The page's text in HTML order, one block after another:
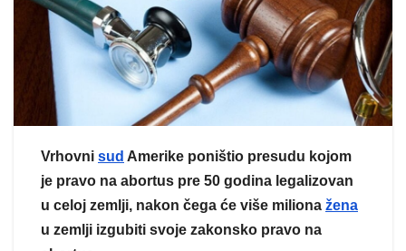
Vrhovni sud Amerike poništio presudu kojom
je pravo na abortus pre 50 godina legalizovan
u celoj zemlji, nakon čega će više miliona žena
u zemlji izgubiti svoje zakonsko pravo na